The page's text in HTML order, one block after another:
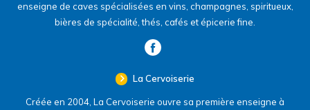
enseigne de caves spécialisées en vins, champagnes, spiritueux,
bières de spécialité, thés, cafés et épicerie fine.
La Cervoiserie
Créée en 2004, La Cervoiserie ouvre sa première enseigne à